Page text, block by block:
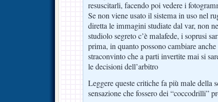
resuscitarli, facendo poi vedere i
Se non viene usato il sistema in uso nel
diretta le immagini studiate dal var, non
studiolo segreto c’è malafede, i soprusi
prima, in quanto possono cambiare
straconvinto che a parti invertite mai si
le decisioni dell’arbitro
Leggere queste critiche fa più male della
sensazione che fossero dei “coccodrilli”